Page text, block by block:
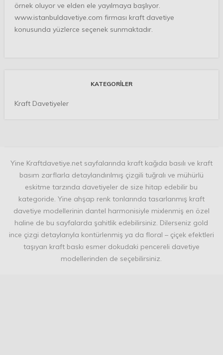
örnek oluyor ve elden ele yayılmaya başlıyor.
www.istanbuldavetiye.com firması kraft davetiye
konusunda yüzlerce seçenek sunmaktadır.
KATEGORILER
Kraft Davetiyeler
Yine Kraftdavetiye.net sayfalarında kraft kağıda basılı ve kraft
basım zarflarla detaylandırılmış çizgili tuğralı ve mühürlü
eskitme tarzında davetiyeler de size hitap edebilir bu
kategoride. Yine ahşap renk tonlarında tasarlanmış kraft
davetiye modellerinin dantel harmonisiyle mixlenmiş en özel
haline de bu sayfalarda şahitlik edebilirsiniz. Dilerseniz gold
ince çizgi detaylarıyla kontürlenmiş ya da floral – çiçek efektleri
taşıyan kraft baskı esmer dokudaki pencereli davetiye
modellerinden de seçebilirsiniz.